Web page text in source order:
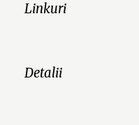
Linkuri
Detalii